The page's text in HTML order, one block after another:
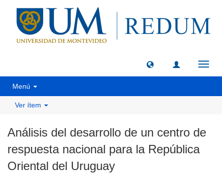
Menú
Ver ítem
Análisis del desarrollo de un centro de
respuesta nacional para la República
Oriental del Uruguay